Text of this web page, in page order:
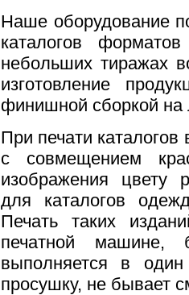
Наше оборудование
каталогов
небольших тиражах
изготовление
финишной сборкой на
При печати
с совмещением
изображения цвету
для каталогов
Печать таких
печатной машине,
выполняется в
просушку, не бывает